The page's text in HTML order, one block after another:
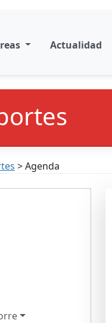
Actualidad
> Agenda